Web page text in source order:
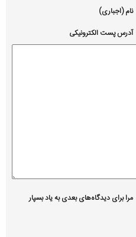
نام (اجباری)
آدرس پست الکترونیکی
مرا برای دیدگاه‌های بعدی به یاد بسپار